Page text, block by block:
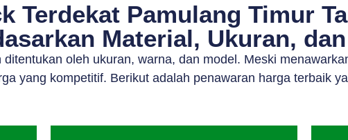
Terdekat Pamulang Timur
Material, Ukuran,
oleh ukuran, warna, dan model. Meski
yang kompetitif. Berikut adalah penawaran harga terbaik